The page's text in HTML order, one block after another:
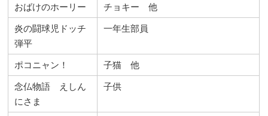
おばけのホーリー
チョキー 他
炎の闘球児ドッチ
弾平
一年生部員
ポコニャン！
子猫 他
念仏物語 えしん
にさま
子供